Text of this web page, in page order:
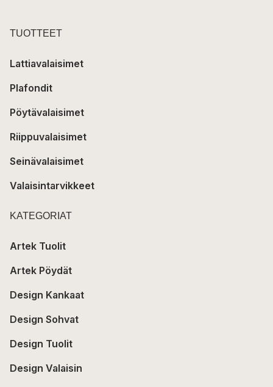
TUOTTEET
Lattiavalaisimet
Plafondit
Pöytävalaisimet
Riippuvalaisimet
Seinävalaisimet
Valaisintarvikkeet
KATEGORIAT
Artek Tuolit
Artek Pöydät
Design Kankaat
Design Sohvat
Design Tuolit
Design Valaisin